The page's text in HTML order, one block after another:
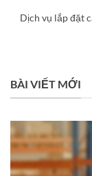
Dịch vụ lắp đặt
BÀI VIẾT MỚI